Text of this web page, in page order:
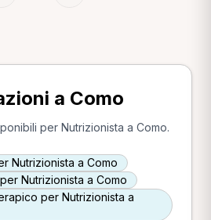
a Como
per Nutrizionista a Como.
Nutrizionista a Como
Nutrizionista a Como
per Nutrizionista a